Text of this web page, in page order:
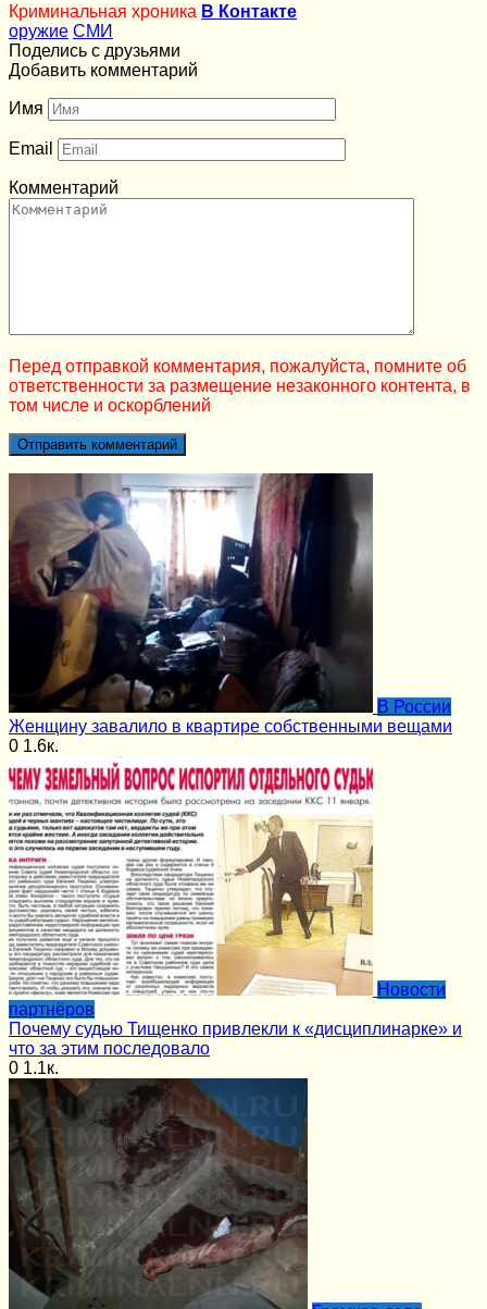
Криминальная хроника В Контакте
оружие СМИ
Поделись с друзьями
Добавить комментарий
Имя
Email
Комментарий
Перед отправкой комментария, пожалуйста, помните об
ответственности за размещение незаконного контента, в
том числе и оскорблений
В России
Женщину завалило в квартире собственными вещами
0 1.6к.
Новости
партнёров
Почему судью Тищенко привлекли к «дисциплинарке» и
что за этим последовало
0 1.1к.